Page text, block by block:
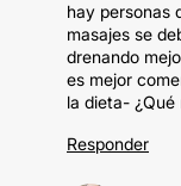
hay personas
masajes se
drenando
es mejor
la dieta- ¿Qué
Responder